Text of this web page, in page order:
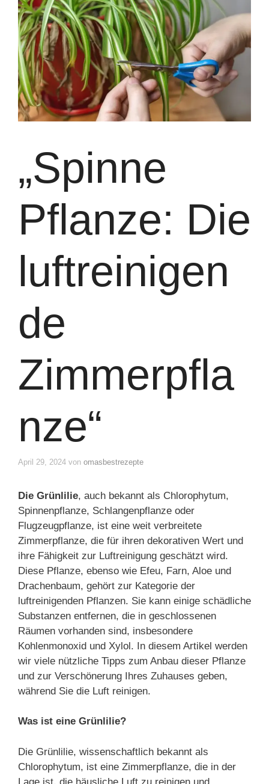
„Spinne
Pflanze: Die
luftreinigen
de
Zimmerpfla
nze“
April 29, 2024 von omasbestrezepte
Die Grünlilie, auch bekannt als Chlorophytum,
Spinnenpflanze, Schlangenpflanze oder
Flugzeugpflanze, ist eine weit verbreitete
Zimmerpflanze, die für ihren dekorativen Wert und
ihre Fähigkeit zur Luftreinigung geschätzt wird.
Diese Pflanze, ebenso wie Efeu, Farn, Aloe und
Drachenbaum, gehört zur Kategorie der
luftreinigenden Pflanzen. Sie kann einige schädliche
Substanzen entfernen, die in geschlossenen
Räumen vorhanden sind, insbesondere
Kohlenmonoxid und Xylol. In diesem Artikel werden
wir viele nützliche Tipps zum Anbau dieser Pflanze
und zur Verschönerung Ihres Zuhauses geben,
während Sie die Luft reinigen.
Was ist eine Grünlilie?
Die Grünlilie, wissenschaftlich bekannt als
Chlorophytum, ist eine Zimmerpflanze, die in der